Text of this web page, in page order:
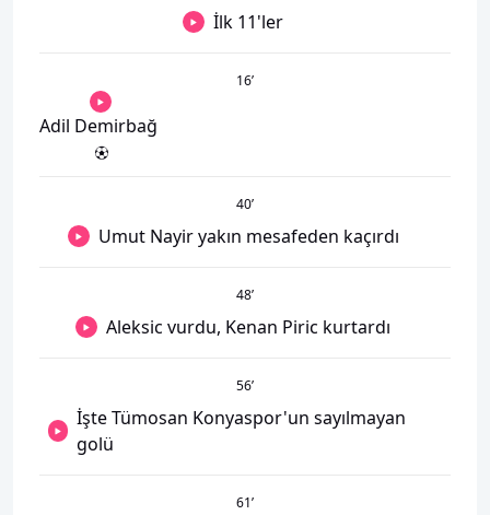
İlk 11'ler
16’
Adil Demirbağ
40’
Umut Nayir yakın mesafeden kaçırdı
48’
Aleksic vurdu, Kenan Piric kurtardı
56’
İşte Tümosan Konyaspor'un sayılmayan
golü
61’